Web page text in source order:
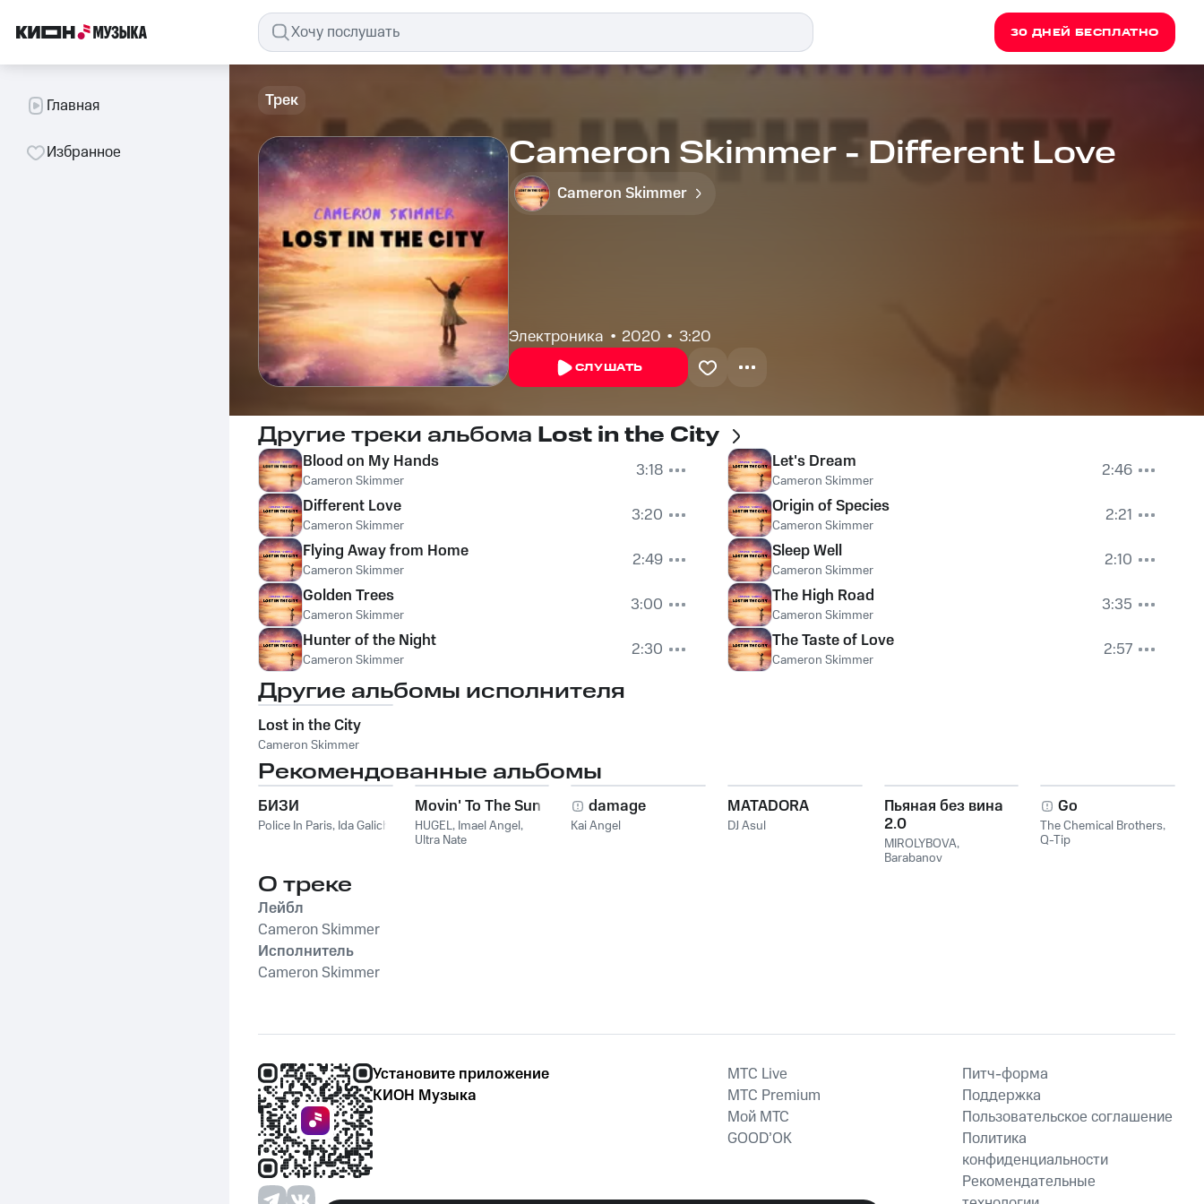
30 ДНЕЙ БЕСПЛАТНО
Главная
Избранное
Трек
Cameron Skimmer - Different Love
Cameron Skimmer
Электроника 2020 3:20
СЛУШАТЬ
Другие треки альбома Lost in the City
Blood on My Hands
Cameron Skimmer
3:18
Different Love
Cameron Skimmer
3:20
Flying Away from Home
Cameron Skimmer
2:49
Golden Trees
Cameron Skimmer
3:00
Hunter of the Night
Cameron Skimmer 2:30
Let's Dream
Cameron Skimmer
2:46
Origin of Species
Cameron Skimmer
2:21
Sleep Well
Cameron Skimmer
2:10
The High Road
Cameron Skimmer
3:35
The Taste of Love
Cameron Skimmer 2:57
Другие альбомы исполнителя
Lost in the City
Cameron Skimmer
Рекомендованные альбомы
БИЗИ
Police In Paris, Ida Galich
Movin' To The Sun
HUGEL, Imael Angel,
Ultra Nate
damage
Kai Angel
MATADORA
DJ Asul
Пьяная без вина
2.0
MIROLYBOVA,
Barabanov
Go
The Chemical Brothers,
Q-Tip
О треке
Лейбл
Cameron Skimmer
Исполнитель
Cameron Skimmer
Установите приложение
КИОН Музыка
MTС Live
MTС Premium
Мой МТС
GOOD’OK
Питч-форма
Поддержка
Пользовательское соглашение
Политика
конфиденциальности
Рекомендательные